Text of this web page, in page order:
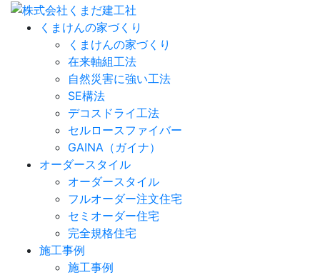
くまけんの家づくり
くまけんの家づくり
在来軸組工法
自然災害に強い工法
SE構法
デコスドライ工法
セルロースファイバー
GAINA（ガイナ）
オーダースタイル
オーダースタイル
フルオーダー注文住宅
セミオーダー住宅
完全規格住宅
施工事例
施工事例